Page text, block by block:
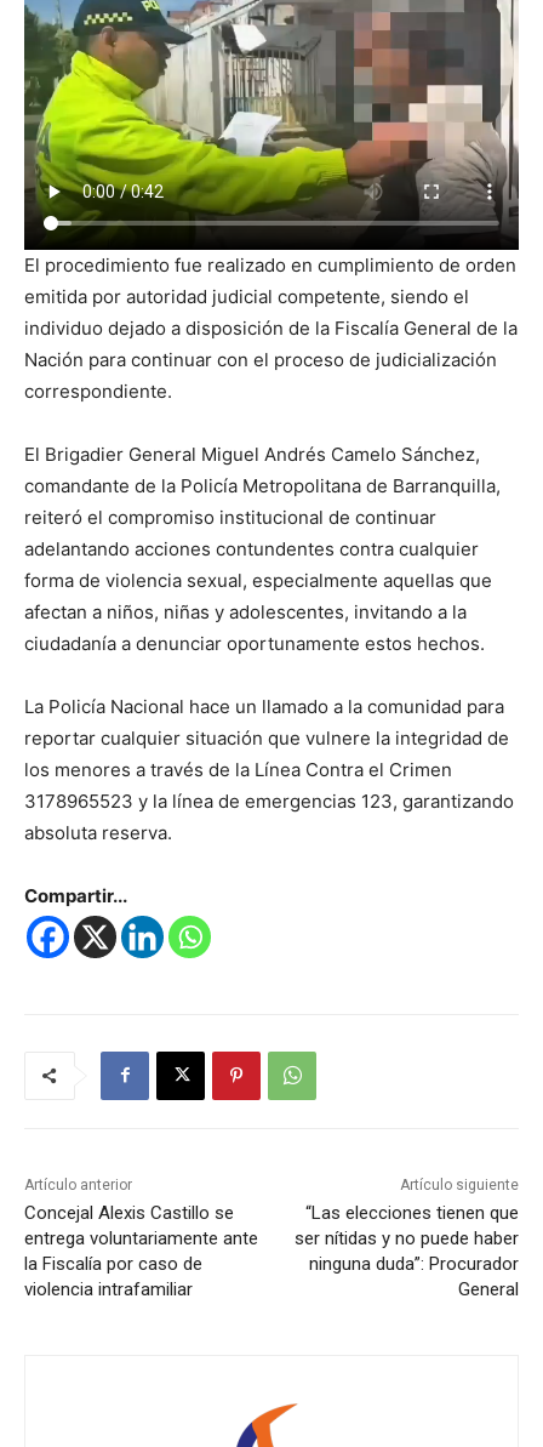
El procedimiento fue realizado en cumplimiento de orden
emitida por autoridad judicial competente, siendo el
individuo dejado a disposición de la Fiscalía General de la
Nación para continuar con el proceso de judicialización
correspondiente.
El Brigadier General Miguel Andrés Camelo Sánchez,
comandante de la Policía Metropolitana de Barranquilla,
reiteró el compromiso institucional de continuar
adelantando acciones contundentes contra cualquier
forma de violencia sexual, especialmente aquellas que
afectan a niños, niñas y adolescentes, invitando a la
ciudadanía a denunciar oportunamente estos hechos.
La Policía Nacional hace un llamado a la comunidad para
reportar cualquier situación que vulnere la integridad de
los menores a través de la Línea Contra el Crimen
3178965523 y la línea de emergencias 123, garantizando
absoluta reserva.
Compartir...
Artículo anterior
Concejal Alexis Castillo se
entrega voluntariamente ante
la Fiscalía por caso de
violencia intrafamiliar
Artículo siguiente
“Las elecciones tienen que
ser nítidas y no puede haber
ninguna duda”: Procurador
General